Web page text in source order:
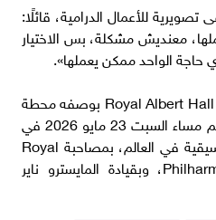
للأعمال الدرامية، قائلًا:
معنديش مشكلة، بس الاختيار
الواحد ممكن يعملها».
وجاء حفل عمر خيرت في قاعة Royal Albert Hall بوصفه محطة
فنية لافتة في مسيرته، إذ أُقيم مساء السبت 23 مايو 2026 في
واحدة من أشهر القاعات الموسيقية في العالم، بمصاحبة Royal
Philharmonic Concert Orchestra، وبقيادة المايسترو ناير